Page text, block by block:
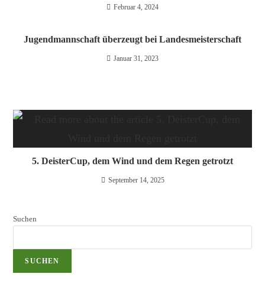
Februar 4, 2024
Jugendmannschaft überzeugt bei Landesmeisterschaft
Januar 31, 2023
5. DeisterCup, dem Wind und dem Regen getrotzt
September 14, 2025
Suchen
SUCHEN